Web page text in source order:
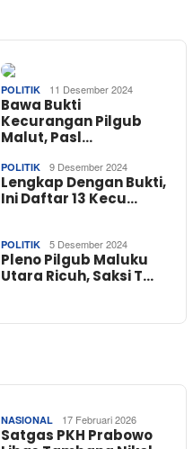
POLITIK 11 Desember 2024
Bawa Bukti
Kecurangan Pilgub
Malut, Pasl…
POLITIK 9 Desember 2024
Lengkap Dengan Bukti,
Ini Daftar 13 Kecu…
POLITIK 5 Desember 2024
Pleno Pilgub Maluku
Utara Ricuh, Saksi T…
NASIONAL 17 Februari 2026
Satgas PKH Prabowo